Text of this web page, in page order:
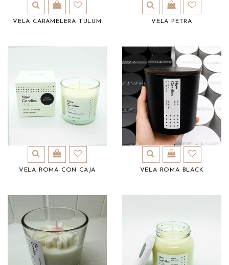
VELA CARAMELERA TULUM VELA PETRA
VELA ROMA CON CAJA VELA ROMA BLACK